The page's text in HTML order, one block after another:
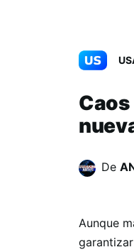
De
Aunque